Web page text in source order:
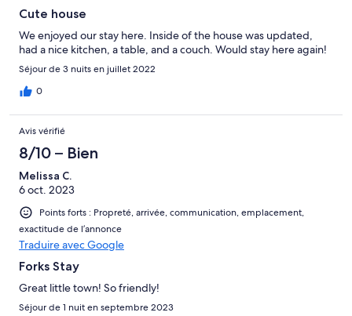
Cute house
We enjoyed our stay here. Inside of the house was updated,
had a nice kitchen, a table, and a couch. Would stay here again!
Séjour de 3 nuits en juillet 2022
0
Avis vérifié
8/10 – Bien
Melissa C.
6 oct. 2023
Points forts : Propreté, arrivée, communication, emplacement,
exactitude de l’annonce
Traduire avec Google
Forks Stay
Great little town! So friendly!
Séjour de 1 nuit en septembre 2023